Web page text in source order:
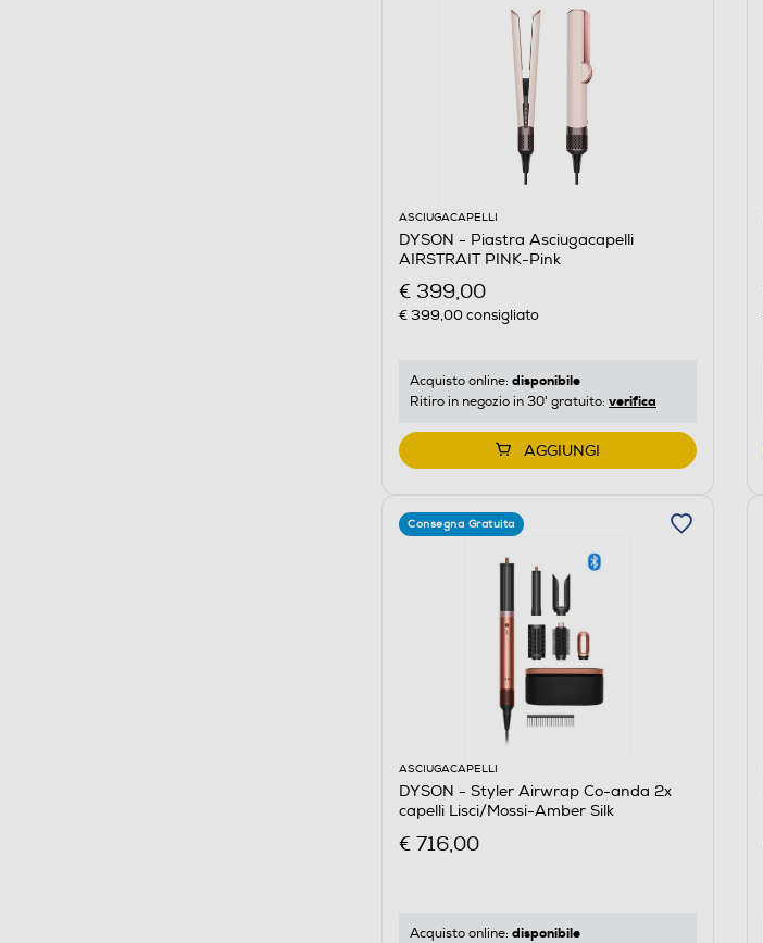
ASCIUGACAPELLI
DYSON - Piastra Asciugacapelli
AIRSTRAIT PINK-Pink
€ 399,00
€ 399,00consigliato
Acquisto online: disponibile
Ritiro in negozio in 30' gratuito: verifica
AGGIUNGI
Consegna Gratuita
ASCIUGACAPELLI
DYSON - Styler Airwrap Co-anda 2x
capelli Lisci/Mossi-Amber Silk
€ 716,00
Acquisto online: disponibile